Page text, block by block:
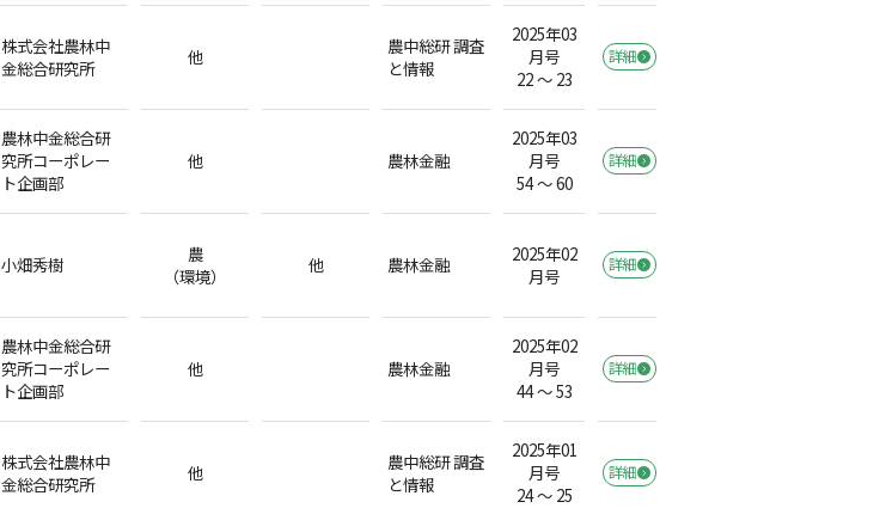
株式会社農林中
金総合研究所
他
農中総研 調査
と情報
2025年03
月号
22 ～ 23
詳細
農林中金総合研
究所コーポレー
ト企画部
他 農林金融
2025年03
月号
54 ～ 60
詳細
小畑秀樹
農
（環境）
他 農林金融
2025年02
月号
詳細
農林中金総合研
究所コーポレー
ト企画部
他 農林金融
2025年02
月号
44 ～ 53
詳細
株式会社農林中
金総合研究所
他
農中総研 調査
と情報
2025年01
月号
24 ～ 25
詳細